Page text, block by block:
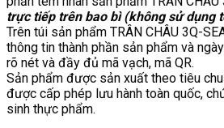
trực tiếp trên bao bì (không sử dụng
Trên túi sản phẩm TRÂN CHÂU 3Q-
thông tin thành phần sản phẩm và
rõ nét và đầy đủ mã vạch, mã QR.
Sản phẩm được sản xuất theo tiêu
được cấp phép lưu hành toàn quốc,
sinh thực phẩm.